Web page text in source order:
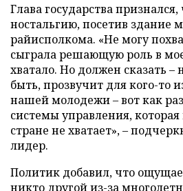
Глава государства
ностальгию, посетив здание
райисполкома. «Не могу
сыграла решающую роль в
хватало. Но должен сказать
быть, прозвучит для кого-то
нашей молодежи – вот как
системы управления, которая
стране не хватает», –
лидер.
Политик добавил, что
никто другой из-за